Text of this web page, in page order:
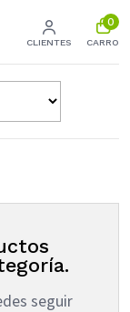
CLIENTES
0
CARRO
seguir